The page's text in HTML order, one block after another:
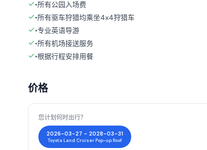
•所有公园入场费
•所有驱车狩猎均乘坐4x4狩猎车
•专业英语导游
•所有机场接送服务
•根据行程安排用餐
价格
您计划何时出行？
2026-03-27 - 2028-03-31
Toyota Land Cruiser Pop-up Roof